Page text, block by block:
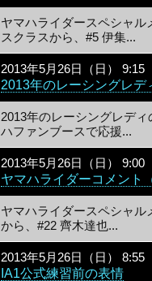
ヤマハライダースペシャ
スクラスから、#5 伊集...
2013年5月26日（日） 9:15
2013年のレーシングレデ
2013年のレーシングレデ
ハファンブースで応援...
2013年5月26日（日） 9:00
ヤマハライダーコメント
ヤマハライダースペシャ
から、#22 齊木達也...
2013年5月26日（日） 8:55
IA1公式練習前の表情